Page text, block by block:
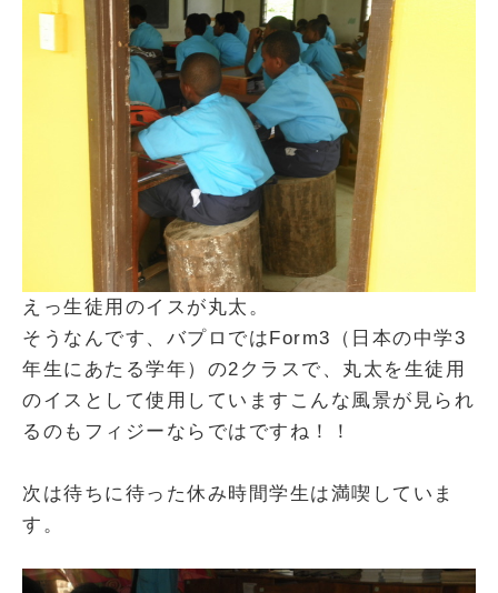
えっ生徒用のイスが丸太。
そうなんです、バプロではForm3（日本の中学3
年生にあたる学年）の2クラスで、丸太を生徒用
のイスとして使用していますこんな風景が見られ
るのもフィジーならではですね！！
次は待ちに待った休み時間学生は満喫していま
す。